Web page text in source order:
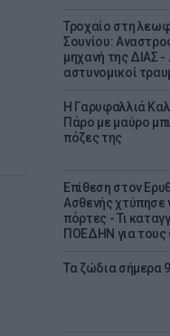
Τροχαίο στη
Σουνίου:
μηχανή της ΔΙΑΣ
αστυνομικοί
Η Γαρυφαλλιά
Πάρο με μαύρο
πόζες της
Επίθεση στον
Ασθενής χτύπησε
πόρτες - Τι
ΠΟΕΔΗΝ για
Τα ζώδια σήμερα